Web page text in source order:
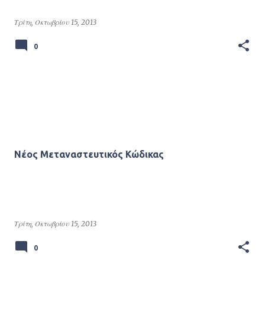
Τρίτη, Οκτωβρίου 15, 2013
0
Νέος Μεταναστευτικός Κώδικας
Τρίτη, Οκτωβρίου 15, 2013
0